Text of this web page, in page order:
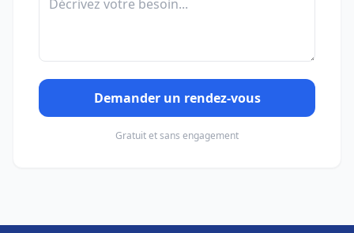
Demander un rendez-vous
Gratuit et sans engagement